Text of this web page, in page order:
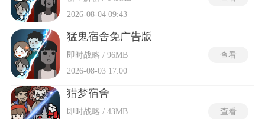
2026-08-04 09:43
猛鬼宿舍免广告版
即时战略 / 96MB
2026-08-03 17:00
查看
猎梦宿舍
即时战略 / 43MB
查看